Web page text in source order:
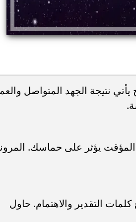
يأتي نتيجة الجهد المتواصل
المؤقت يؤثر على حماسك.
التقدير والاهتمام. حاول
موعد عرض فيلم محمود التاني في